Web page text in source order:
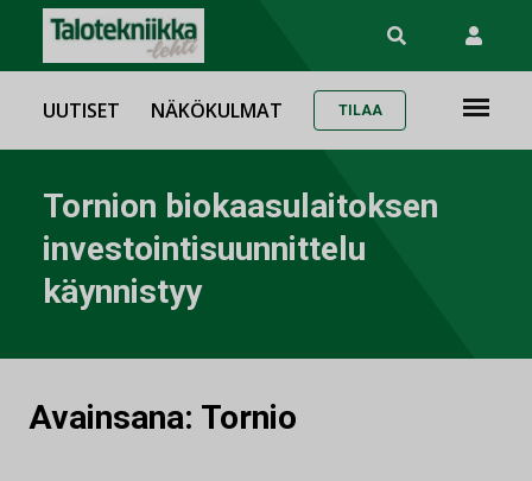
UUTISET NÄKÖKULMAT TILAA
Tornion biokaasulaitoksen
investointisuunnittelu
käynnistyy
Avainsana: Tornio